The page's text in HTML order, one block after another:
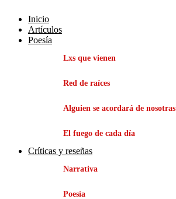
Inicio
Artículos
Poesía
Lxs que vienen
Red de raíces
Alguien se acordará de nosotras
El fuego de cada día
Críticas y reseñas
Narrativa
Poesía